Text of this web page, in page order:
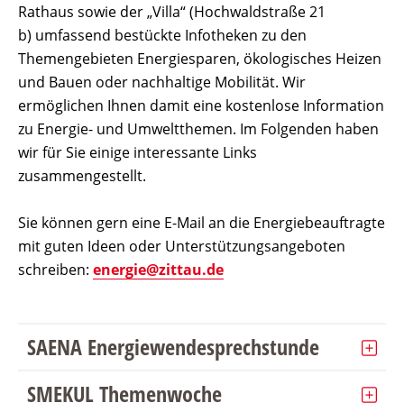
Rathaus sowie der „Villa“ (Hochwaldstraße 21
b) umfassend bestückte Infotheken zu den
Themengebieten Energiesparen, ökologisches Heizen
und Bauen oder nachhaltige Mobilität. Wir
ermöglichen Ihnen damit eine kostenlose Information
zu Energie- und Umweltthemen. Im Folgenden haben
wir für Sie einige interessante Links
zusammengestellt.
Sie können gern eine E-Mail an die Energiebeauftragte
mit guten Ideen oder Unterstützungsangeboten
schreiben: energie@zittau.de
SAENA Energiewendesprechstunde
SMEKUL Themenwoche